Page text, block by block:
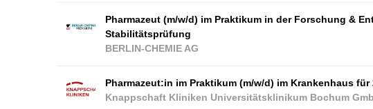
Pharmazeut (m/w/d) im Praktikum in der Forschung &
Stabilitätsprüfung
BERLIN-CHEMIE AG
Pharmazeut:in im Praktikum (m/w/d) im Krankenhaus für
Knappschaft Kliniken Universitätsklinikum Bochum